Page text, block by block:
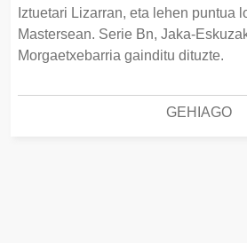
Iztuetari Lizarran, eta lehen puntua
Mastersean. Serie Bn, Jaka-
Morgaetxebarria gainditu dituzte.
GEHIAGO